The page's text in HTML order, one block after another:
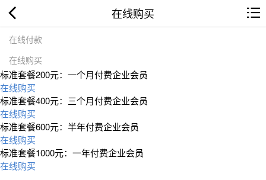
在线购买
在线付款
在线购买
标准套餐200元：一个月付费企业会员
在线购买
标准套餐400元：三个月付费企业会员
在线购买
标准套餐600元：半年付费企业会员
在线购买
标准套餐1000元：一年付费企业会员
在线购买